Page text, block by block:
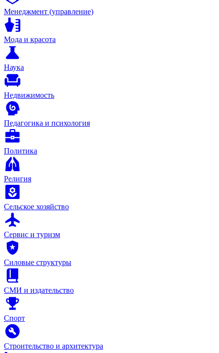
Менеджмент (управление)
Мода и красота
Наука
Недвижимость
Педагогика и психология
Политика
Религия
Сельское хозяйство
Сервис и туризм
Силовые структуры
СМИ и издательство
Спорт
Строительство и архитектура